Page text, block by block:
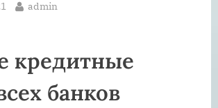
By
admin
кредитные
банков